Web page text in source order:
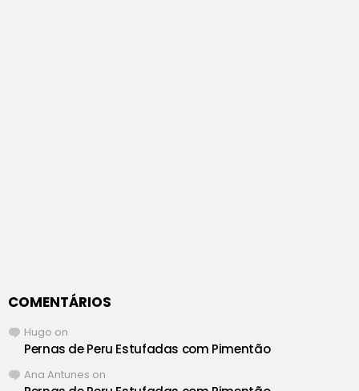
COMENTÁRIOS
Hugo on
Pernas de Peru Estufadas com Pimentão
Ana Antunes on